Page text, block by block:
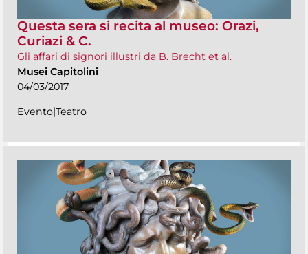
Questa sera si recita al museo: Orazi,
Curiazi & C.
Gli affari di signori illustri da B. Brecht et al.
Musei Capitolini
04/03/2017
Evento|Teatro